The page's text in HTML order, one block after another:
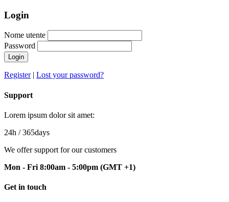
Login
Nome utente
Password
Login
Register| Lost your password?
Support
Lorem ipsum dolor sit amet:
24h / 365days
We offer support for our customers
Mon - Fri 8:00am - 5:00pm (GMT +1)
Get in touch